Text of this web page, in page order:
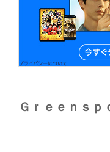
Ｇｒｅｅｎｓｐ